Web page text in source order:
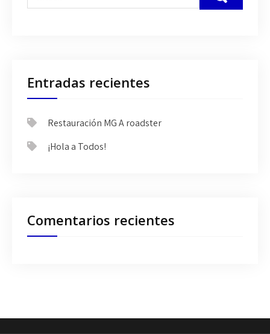
Entradas recientes
Restauración MG A roadster
¡Hola a Todos!
Comentarios recientes